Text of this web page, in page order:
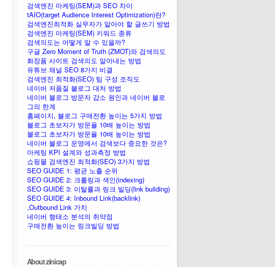
검색엔진 마케팅(SEM)과 SEO 차이
tAIO(target Audience Interest Optimization)란?
검색엔진최적화 실무자가 알아야 할 글쓰기 방법
검색엔진 마케팅(SEM) 키워드 종류
검색의도는 어떻게 알 수 있을까?
구글 Zero Moment of Truth (ZMOT)와 검색의도
화장품 사이트 검색의도 알아내는 방법
유튜브 채널 SEO 8가지 비결
검색엔진 최적화(SEO) 팀 구성 조직도
네이버 저품질 블로그 대처 방법
네이버 블로그 방문자 감소 원인과 네이버 블로
그의 한계
홈페이지, 블로그 구매전환 높이는 5가지 방법
블로그 초보자가 방문율 10배 높이는 방법
블로그 초보자가 방문율 10배 높이는 방법
네이버 블로그 운영에서 검색보다 중요한 것은?
마케팅 KPI 설계와 성과측정 방법
쇼핑몰 검색엔진 최적화(SEO) 3가지 방법
SEO GUIDE 1: 평균 노출 순위
SEO GUIDE 2: 크롤링과 색인(indexing)
SEO GUIDE 3: 이탈률과 링크 빌딩(link building)
SEO GUIDE 4: Inbound Link(backlink)
,Outbound Link 가치
네이버 형태소 분석의 취약점
구매전환 높이는 링크빌딩 방법
About zinicap